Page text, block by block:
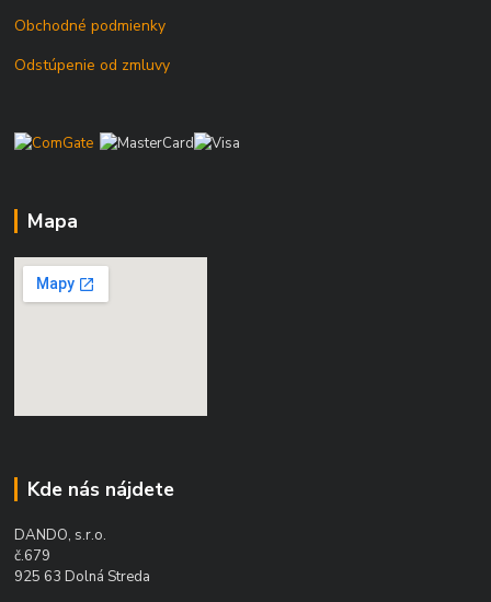
Obchodné podmienky
Odstúpenie od zmluvy
Mapa
Kde nás nájdete
DANDO, s.r.o.
č.679
925 63 Dolná Streda